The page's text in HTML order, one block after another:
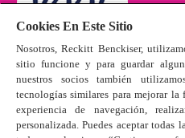
Productos
Condiciones de uso del
Cookies En Este Sitio
Nosotros, Reckitt Benckiser,
sitio funcione y para guardar
nuestros socios también
tecnologías similares para mejorar
experiencia de navegación,
personalizada. Puedes aceptar todas